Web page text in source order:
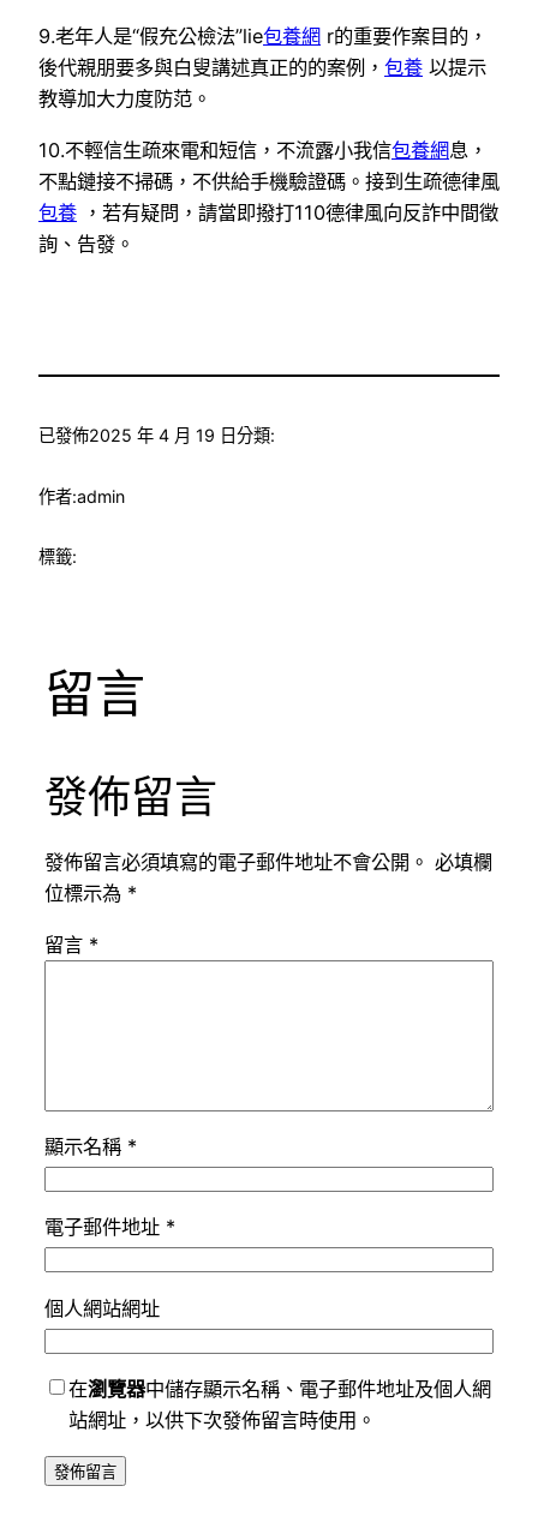
9.老年人是“假充公檢法”lie包養網 r的重要作案目的，
後代親朋要多與白叟講述真正的的案例， 包養 以提示
教導加大力度防范。
10.不輕信生疏來電和短信，不流露小我信包養網息，
不點鏈接不掃碼，不供給手機驗證碼。接到生疏德律風
包養 ，若有疑問，請當即撥打110德律風向反詐中間徵
詢、告發。
已發佈2025 年 4 月 19 日分類:
作者:admin
標籤:
留言
發佈留言
發佈留言必須填寫的電子郵件地址不會公開。 必填欄
位標示為 *
留言 *
顯示名稱 *
電子郵件地址 *
個人網站網址
在瀏覽器中儲存顯示名稱、電子郵件地址及個人網
站網址，以供下次發佈留言時使用。